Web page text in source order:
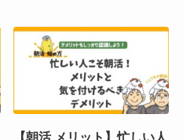
【朝活 メリット】忙しい人